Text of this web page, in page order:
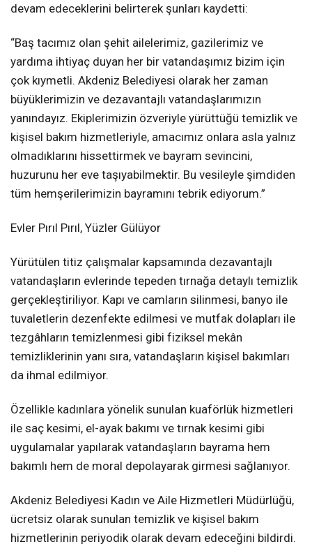
devam edeceklerini belirterek şunları kaydetti:
“Baş tacımız olan şehit ailelerimiz, gazilerimiz ve
yardıma ihtiyaç duyan her bir vatandaşımız bizim için
çok kıymetli. Akdeniz Belediyesi olarak her zaman
büyüklerimizin ve dezavantajlı vatandaşlarımızın
yanındayız. Ekiplerimizin özveriyle yürüttüğü temizlik ve
kişisel bakım hizmetleriyle, amacımız onlara asla yalnız
olmadıklarını hissettirmek ve bayram sevincini,
huzurunu her eve taşıyabilmektir. Bu vesileyle şimdiden
tüm hemşerilerimizin bayramını tebrik ediyorum.”
Evler Pırıl Pırıl, Yüzler Gülüyor
Yürütülen titiz çalışmalar kapsamında dezavantajlı
vatandaşların evlerinde tepeden tırnağa detaylı temizlik
gerçekleştiriliyor. Kapı ve camların silinmesi, banyo ile
tuvaletlerin dezenfekte edilmesi ve mutfak dolapları ile
tezgâhların temizlenmesi gibi fiziksel mekân
temizliklerinin yanı sıra, vatandaşların kişisel bakımları
da ihmal edilmiyor.
Özellikle kadınlara yönelik sunulan kuaförlük hizmetleri
ile saç kesimi, el-ayak bakımı ve tırnak kesimi gibi
uygulamalar yapılarak vatandaşların bayrama hem
bakımlı hem de moral depolayarak girmesi sağlanıyor.
Akdeniz Belediyesi Kadın ve Aile Hizmetleri Müdürlüğü,
ücretsiz olarak sunulan temizlik ve kişisel bakım
hizmetlerinin periyodik olarak devam edeceğini bildirdi.